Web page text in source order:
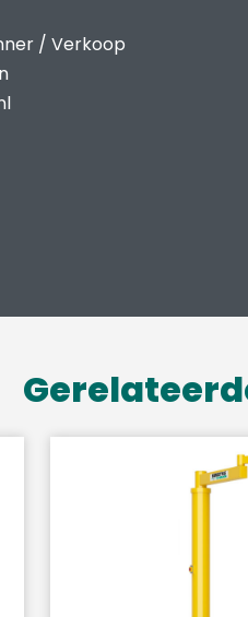
/ Verkoop